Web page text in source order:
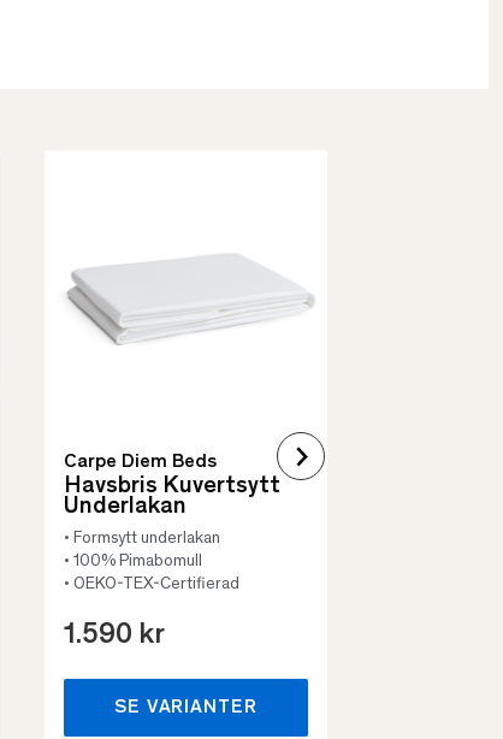
Carpe Diem Beds
Havsbris Kuvertsytt
Underlakan
• Formsytt underlakan
• 100% Pimabomull
• OEKO-TEX-Certifierad
1.590 kr
SE VARIANTER